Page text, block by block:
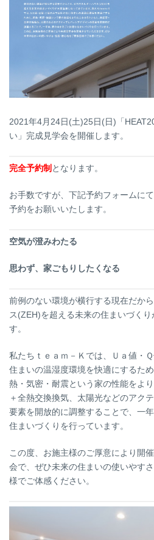
2021年4月24日(土)25日(日)「
い」完成見学会を開催します。
完全予約制 となります。
お手数ですが、下記予約フォームに
予約をお願いいたします。
空気が澄みわたる
思わず、家ごもりしたくなる
前例のない環境が横行する現在だか
ス(ZEH)を超える未来の住まいづく
す。
私たちｔｅａｍ－Ｋでは、Ｕａ値・
住まいの温湿度環境を快適にするた
熱・気密・耐震という家の性能をよ
＋全熱交換換気、太陽光などのアク
要素を開放的に調整することで、一
住まいづくりを行っています。
この度、お施主様のご厚意により開
会で、ぜひ未来の住まいの使いやす
様でご体感ください。